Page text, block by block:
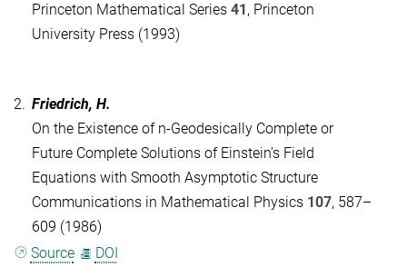
Princeton Mathematical Series 41 , Princeton
University Press (1993)
2. Friedrich, H.
On the Existence of n-Geodesically Complete or
Future Complete Solutions of Einstein’s Field
Equations with Smooth Asymptotic Structure
Communications in Mathematical Physics 107, 587–
609 (1986)
Source
DOI